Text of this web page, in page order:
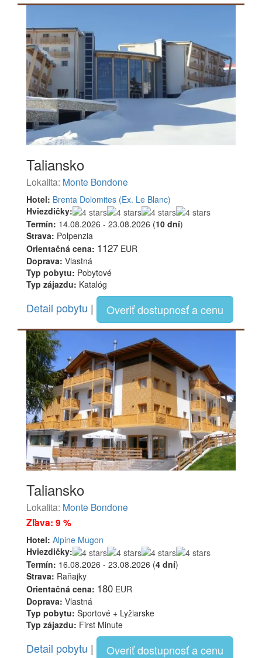
Taliansko
Lokalita: Monte Bondone
Hotel: Brenta Dolomites (Ex. Le Blanc)
Hviezdičky:
Termín: 14.08.2026 - 23.08.2026 (10 dní)
Strava: Polpenzia
Orientačná cena: 1127 EUR
Doprava: Vlastná
Typ pobytu: Pobytové
Typ zájazdu: Katalóg
Detail pobytu | Overiť dostupnosť a cenu
Taliansko
Lokalita: Monte Bondone
Zľava: 9 %
Hotel: Alpine Mugon
Hviezdičky:
Termín: 16.08.2026 - 23.08.2026 (4 dní)
Strava: Raňajky
Orientačná cena: 180 EUR
Doprava: Vlastná
Typ pobytu: Športové + Lyžiarske
Typ zájazdu: First Minute
Detail pobytu | Overiť dostupnosť a cenu